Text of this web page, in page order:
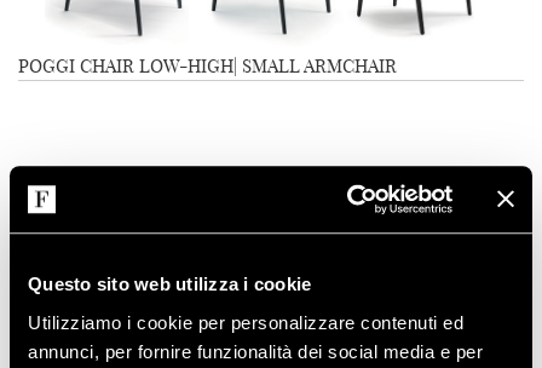
Questo sito web utilizza i cookie
Utilizziamo i cookie per personalizzare contenuti ed
annunci, per fornire funzionalità dei social media e per
POGGI CHAIR LOW-HIGH| SMALL ARMCHAIR